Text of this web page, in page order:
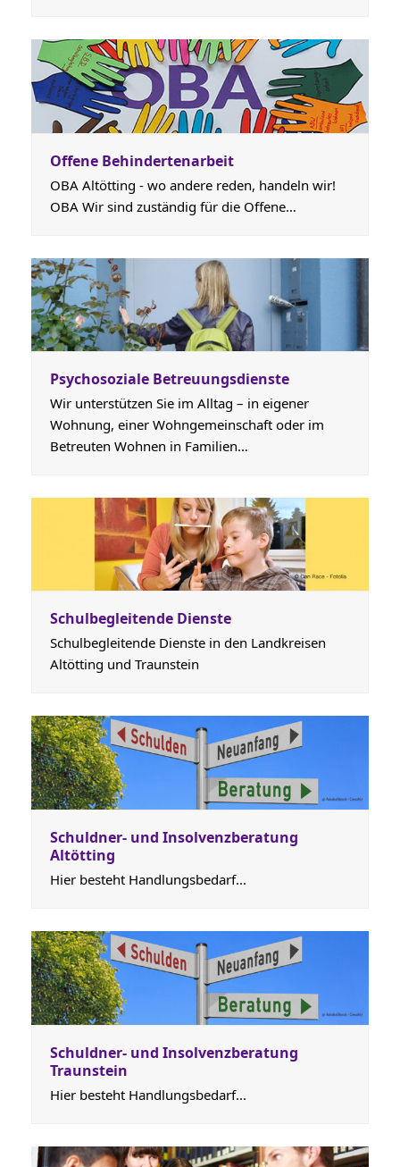
Offene Behindertenarbeit
OBA Altötting - wo andere reden, handeln wir!
OBA Wir sind zuständig für die Offene…
Psychosoziale Betreuungsdienste
Wir unterstützen Sie im Alltag – in eigener
Wohnung, einer Wohngemeinschaft oder im
Betreuten Wohnen in Familien…
Schulbegleitende Dienste
Schulbegleitende Dienste in den Landkreisen
Altötting und Traunstein
Schuldner- und Insolvenzberatung
Altötting
Hier besteht Handlungsbedarf...
Schuldner- und Insolvenzberatung
Traunstein
Hier besteht Handlungsbedarf...